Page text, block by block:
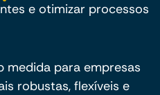
e otimizar processos
medida para empresas
robustas, flexíveis e